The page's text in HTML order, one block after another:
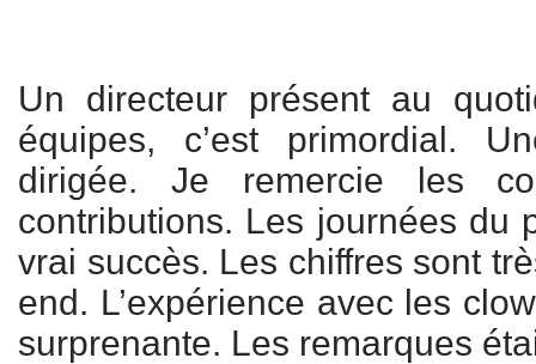
Un directeur présent au
équipes, c’est primordial.
dirigée. Je remercie les
contributions. Les journées du
vrai succès. Les chiffres sont
end. L’expérience avec les
surprenante. Les remarques